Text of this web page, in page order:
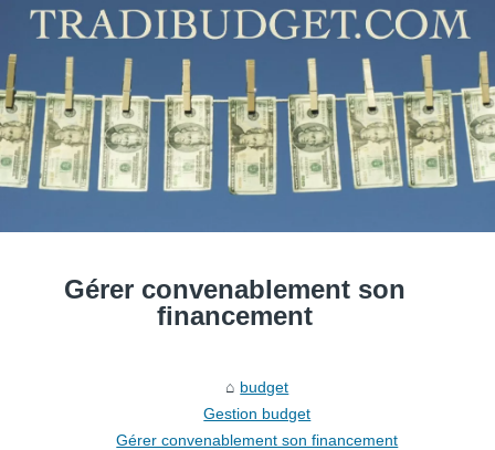
Gérer convenablement son
financement
budget
Gestion budget
Gérer convenablement son financement